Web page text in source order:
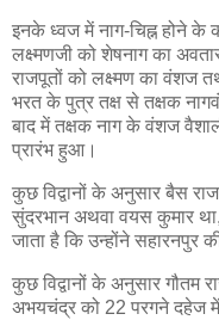
इनके ध्वज में नाग-चिह्न होने के
लक्ष्मणजी को शेषनाग का
राजपूतों को लक्ष्मण का वंशज
भरत के पुत्र तक्ष से तक्षक
बाद में तक्षक नाग के वंशज
प्रारंभ हुआ।
कुछ विद्वानों के अनुसार बैस
सुंदरभान अथवा वयस कुमार
जाता है कि उन्होंने सहारनपुर
कुछ विद्वानों के अनुसार गौतम
अभयचंद्र को 22 परगने दहेज में